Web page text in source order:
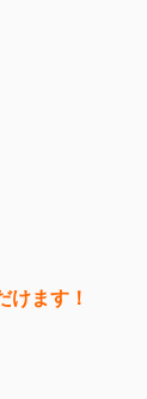
けます！